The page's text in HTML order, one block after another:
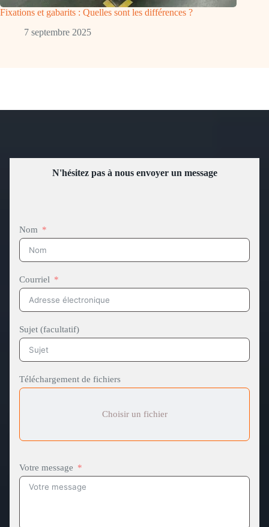
Fixations et gabarits : Quelles sont les différences ?
7 septembre 2025
N'hésitez pas à nous envoyer un message
Nom
Courriel
Sujet (facultatif)
Téléchargement de fichiers
Choisir un fichier
Votre message